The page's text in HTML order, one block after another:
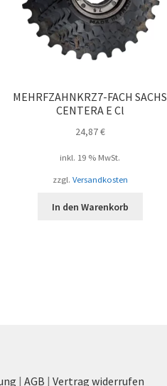
MEHRFZAHNKRZ7-FACH SACHS
CENTERA E Cl
24,87€
inkl. 19 % MwSt.
zzgl. Versandkosten
In den Warenkorb
|AGB |Vertrag widerrufen